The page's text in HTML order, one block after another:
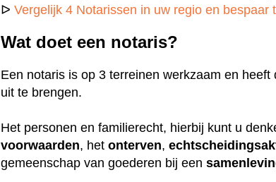
ᐅVergelijk 4 Notarissen in uw regio en bespaar
Wat doet een notaris?
Een notaris is op 3 terreinen werkzaam en
uit te brengen.
Het personen en familierecht, hierbij kunt u
voorwaarden, hetonterven,
gemeenschap van goederen bij een